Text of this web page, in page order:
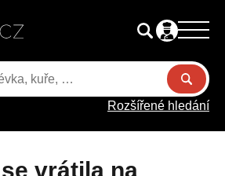
Rozšířené hledání